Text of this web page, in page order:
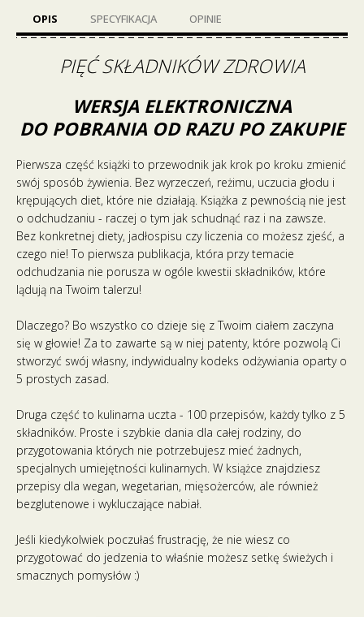
OPIS SPECYFIKACJA OPINIE
PIĘĆ SKŁADNIKÓW ZDROWIA
WERSJA ELEKTRONICZNA
DO POBRANIA OD RAZU PO ZAKUPIE
Pierwsza część książki to przewodnik jak krok po kroku zmienić
swój sposób żywienia. Bez wyrzeczeń, reżimu, uczucia głodu i
krępujących diet, które nie działają. Książka z pewnością nie jest
o odchudzaniu - raczej o tym jak schudnąć raz i na zawsze.
Bez konkretnej diety, jadłospisu czy liczenia co możesz zjeść, a
czego nie! To pierwsza publikacja, która przy temacie
odchudzania nie porusza w ogóle kwestii składników, które
lądują na Twoim talerzu!
Dlaczego? Bo wszystko co dzieje się z Twoim ciałem zaczyna
się w głowie! Za to zawarte są w niej patenty, które pozwolą Ci
stworzyć swój własny, indywidualny kodeks odżywiania oparty o
5 prostych zasad.
Druga część to kulinarna uczta - 100 przepisów, każdy tylko z 5
składników. Proste i szybkie dania dla całej rodziny, do
przygotowania których nie potrzebujesz mieć żadnych,
specjalnych umiejętności kulinarnych. W książce znajdziesz
przepisy dla wegan, wegetarian, mięsożerców, ale również
bezglutenowe i wykluczające nabiał.
Jeśli kiedykolwiek poczułaś frustrację, że nie wiesz co
przygotować do jedzenia to właśnie możesz setkę świeżych i
smacznych pomysłów :)